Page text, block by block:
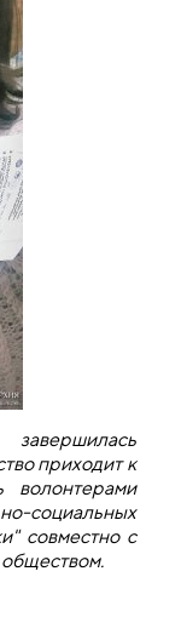
приходит к
волонтерами
социальных
совместно с